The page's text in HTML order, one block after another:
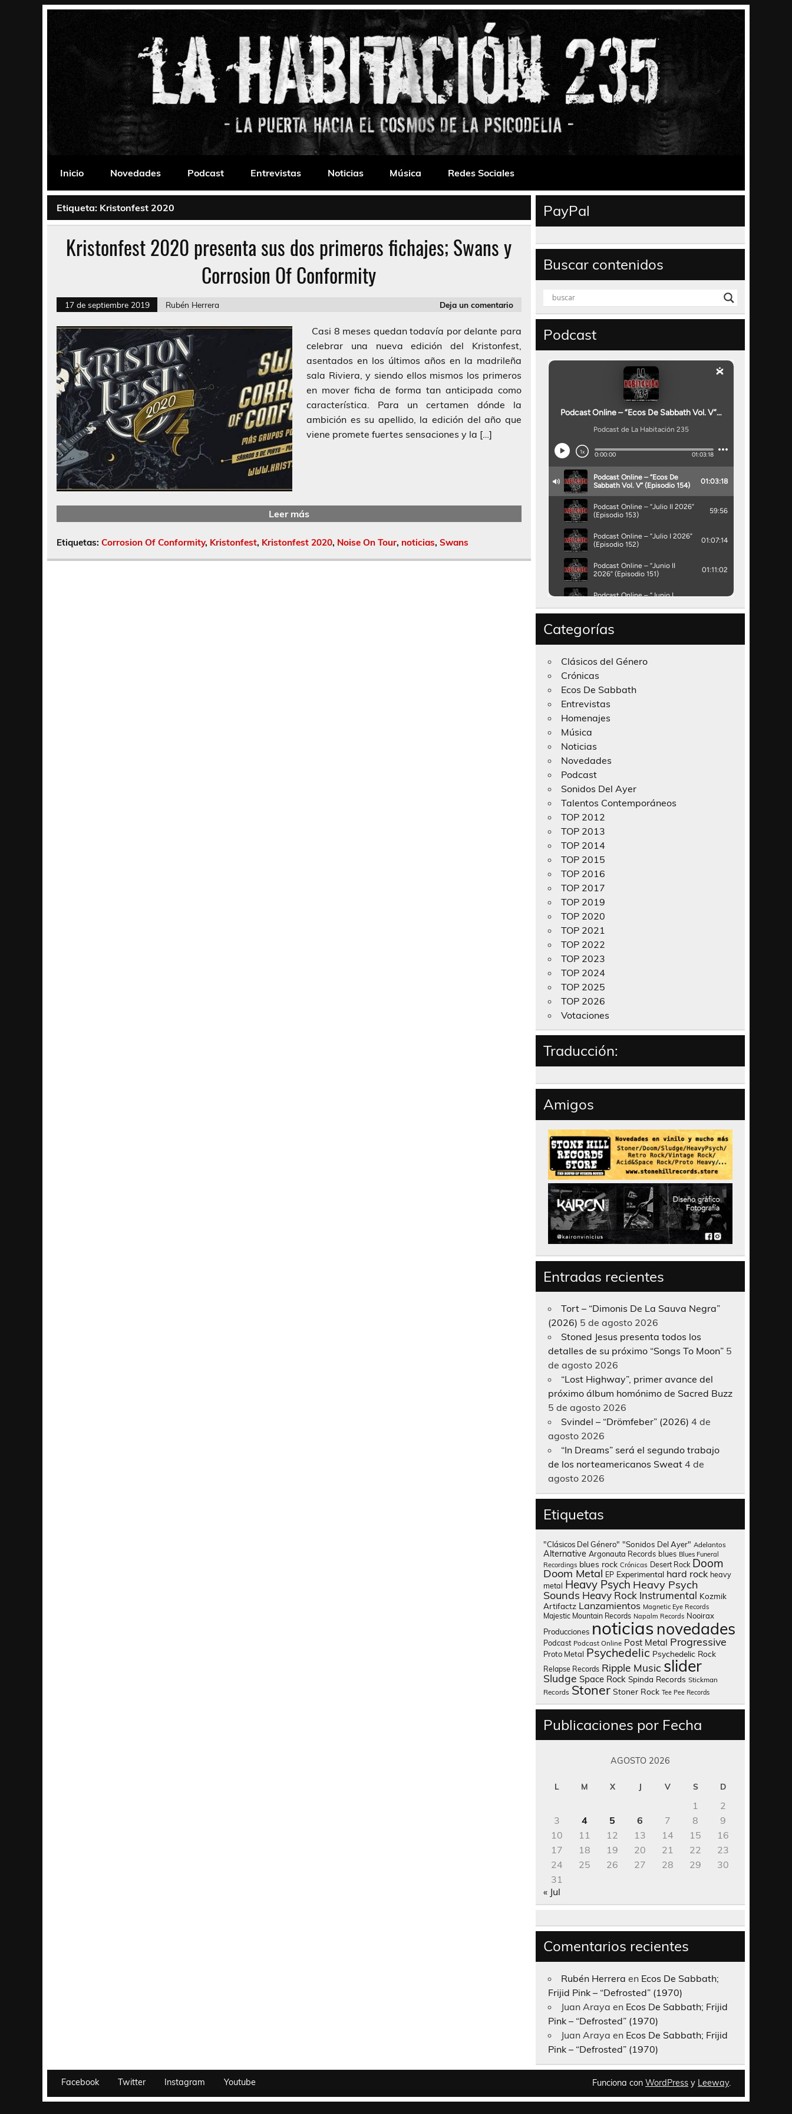
La Habitación 235
Inicio
Novedades Podcast Entrevistas Noticias Música Redes Sociales
Etiqueta: Kristonfest 2020
Kristonfest 2020 presenta sus dos primeros fichajes; Swans y
Corrosion Of Conformity
17 de septiembre 2019 Rubén Herrera Deja un comentario
Casi 8 meses quedan todavía por delante para
celebrar una nueva edición del Kristonfest,
asentados en los últimos años en la madrileña
sala Riviera, y siendo ellos mismos los primeros
en mover ficha de forma tan anticipada como
característica. Para un certamen dónde la
ambición es su apellido, la edición del año que
viene promete fuertes sensaciones y la […]
Leer más
Etiquetas: Corrosion Of Conformity, Kristonfest, Kristonfest 2020, Noise On Tour, noticias, Swans
PayPal
Buscar contenidos
Podcast
Categorías
Clásicos del Género
Crónicas
Ecos De Sabbath
Entrevistas
Homenajes
Música
Noticias
Novedades
Podcast
Sonidos Del Ayer
Talentos Contemporáneos
TOP 2012
TOP 2013
TOP 2014
TOP 2015
TOP 2016
TOP 2017
TOP 2019
TOP 2020
TOP 2021
TOP 2022
TOP 2023
TOP 2024
TOP 2025
TOP 2026
Votaciones
Traducción:
Amigos
Entradas recientes
Tort – “Dimonis De La Sauva Negra”
(2026) 5 de agosto 2026
Stoned Jesus presenta todos los
detalles de su próximo “Songs To Moon” 5
de agosto 2026
“Lost Highway”, primer avance del
próximo álbum homónimo de Sacred Buzz
5 de agosto 2026
Svindel – “Drömfeber” (2026) 4 de
agosto 2026
“In Dreams” será el segundo trabajo
de los norteamericanos Sweat 4 de
agosto 2026
Etiquetas
"Clásicos Del Género" "Sonidos Del Ayer" Adelantos
Alternative Argonauta Records blues Blues Funeral
Recordings blues rock Crónicas Desert Rock Doom
Doom Metal EP Experimental hard rock heavy
metal Heavy Psych Heavy Psych
Sounds Heavy Rock Instrumental Kozmik
Artifactz Lanzamientos Magnetic Eye Records
Majestic Mountain Records Napalm Records Nooirax
Producciones noticias novedades
Podcast Podcast Online Post Metal Progressive
Proto Metal Psychedelic Psychedelic Rock
Relapse Records Ripple Music slider
Sludge Space Rock Spinda Records Stickman
Records Stoner Stoner Rock Tee Pee Records
Publicaciones por Fecha
AGOSTO 2026
L M X J V S D
1
2
3
4 5 6 7 8
9
10
11 12 13 14 15
16
17
18 19 20 21 22
23
24
25 26 27 28 29
30
31
« Jul
Comentarios recientes
Rubén Herrera en Ecos De Sabbath;
Frijid Pink – “Defrosted” (1970)
Juan Araya en Ecos De Sabbath; Frijid
Pink – “Defrosted” (1970)
Juan Araya en Ecos De Sabbath; Frijid
Pink – “Defrosted” (1970)
Facebook Twitter Instagram Youtube Funciona con WordPress y Leeway.